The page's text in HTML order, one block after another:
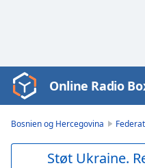
Video
Player
Online Radio
Bosnien og Hercegovina
Støt Ukraine.